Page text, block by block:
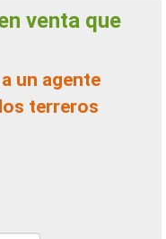
terreros